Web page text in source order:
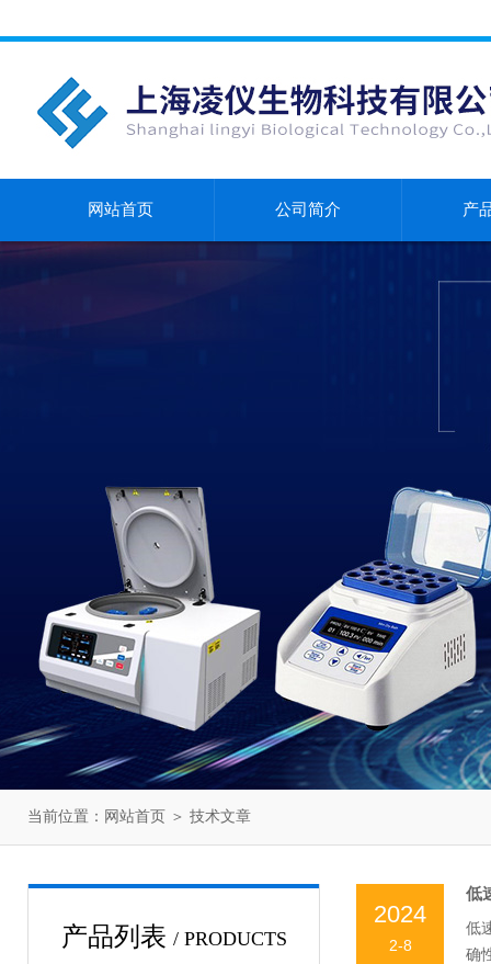
网站首页 公司简介 产
当前位置： 网站首页 ＞ 技术文章
产品列表 / PRODUCTS
2024
2-8
低
低
确